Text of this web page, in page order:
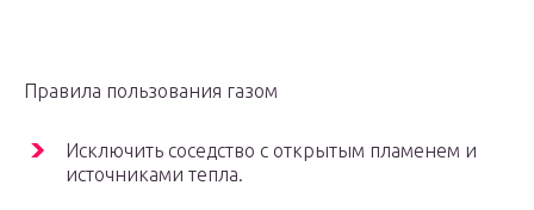
Правила пользования газом
Исключить соседство с открытым пламенем и
источниками тепла.